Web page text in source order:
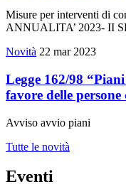
Misure per interventi di
ANNUALITA’ 2023- II
Novità 22 mar 2023
Legge 162/98
favore delle
Avviso avvio piani
Tutte le novità
Eventi